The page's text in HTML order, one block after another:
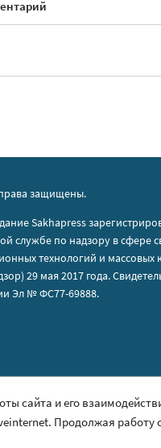
защищены.
Sakhapress
службе по надзору в сфере
технологий и массовых
29 мая 2017 года.
Эл № ФС77-69888.
персональных
сайта и его
Продолжая работу